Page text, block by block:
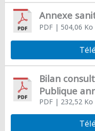
Annexe
PDF| 504,06 Ko
Bilan
Publique
PDF| 232,52 Ko